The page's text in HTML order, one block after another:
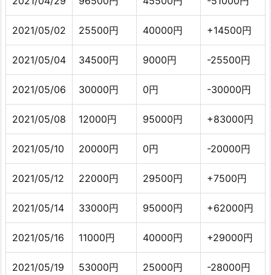
2021/05/02 25500円 40000円 +14500円
2021/05/04 34500円 9000円 -25500円
2021/05/06 30000円 0円 -30000円
2021/05/08 12000円 95000円 +83000円
2021/05/10 20000円 0円 -20000円
2021/05/12 22000円 29500円 +7500円
2021/05/14 33000円 95000円 +62000円
2021/05/16 11000円 40000円 +29000円
2021/05/19 53000円 25000円 -28000円